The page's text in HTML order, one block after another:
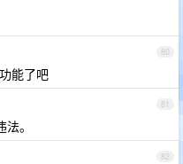
80
能了吧
81
。
82